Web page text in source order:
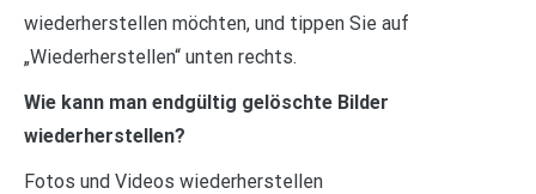
wiederherstellen möchten, und tippen Sie auf
„Wiederherstellen“ unten rechts.
Wie kann man endgültig gelöschte Bilder
wiederherstellen?
Fotos und Videos wiederherstellen